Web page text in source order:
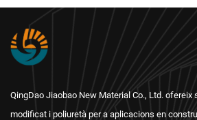
QingDao Jiaobao New Material Co., Ltd.
modificat i poliuretà per a aplicacions en